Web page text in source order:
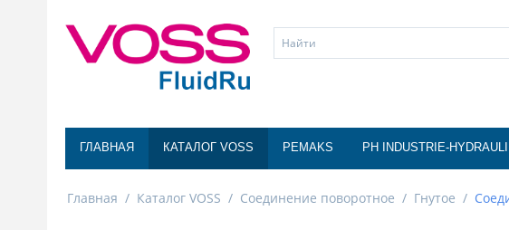
ГЛАВНАЯ КАТАЛОГ VOSS PEMAKS PH INDUSTRIE-
Главная / Каталог VOSS / Соединение поворотное / Гнутое /